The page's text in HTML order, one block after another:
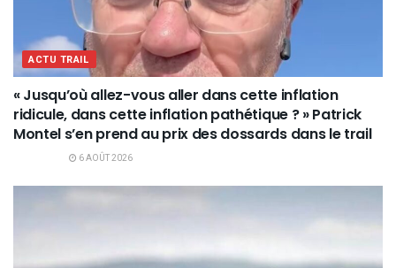
ACTU TRAIL
« Jusqu’où allez-vous aller dans cette inflation
ridicule, dans cette inflation pathétique ? » Patrick
Montel s’en prend au prix des dossards dans le trail
6 AOÛT 2026